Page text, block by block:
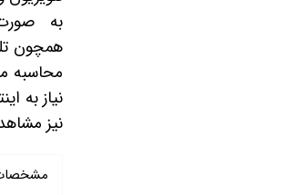
به
همچون
محاسبه
نیاز به
نیز